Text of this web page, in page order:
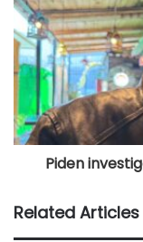
Piden
Related Articles